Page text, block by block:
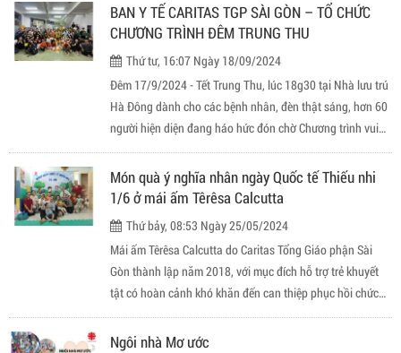
BAN Y TẾ CARITAS TGP SÀI GÒN – TỔ CHỨC
CHƯƠNG TRÌNH ĐÊM TRUNG THU
Thứ tư, 16:07 Ngày 18/09/2024
Đêm 17/9/2024 - Tết Trung Thu, lúc 18g30 tại Nhà lưu trú
Hà Đông dành cho các bệnh nhân, đèn thật sáng, hơn 60
người hiện diện đang háo hức đón chờ Chương trình vui
Trung Thu.
Món quà ý nghĩa nhân ngày Quốc tế Thiếu nhi
1/6 ở mái ấm Têrêsa Calcutta
Thứ bảy, 08:53 Ngày 25/05/2024
Mái ấm Têrêsa Calcutta do Caritas Tổng Giáo phận Sài
Gòn thành lập năm 2018, với mục đích hỗ trợ trẻ khuyết
tật có hoàn cảnh khó khăn đến can thiệp phục hồi chức
năng và hòa nhập dựa vào cộng đồng.
Ngôi nhà Mơ ước